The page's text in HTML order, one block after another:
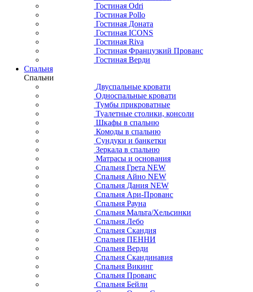
Гостиная Odri
Гостиная Pollo
Гостиная Доната
Гостиная ICONS
Гостиная Riva
Гостиная Французкий Прованс
Гостиная Верди
Спальня
Спальни
Двуспальные кровати
Односпальные кровати
Тумбы прикроватные
Туалетные столики, консоли
Шкафы в спальню
Комоды в спальню
Сундуки и банкетки
Зеркала в спальню
Матрасы и основания
Спальня Грета NEW
Спальня Айно NEW
Спальня Дания NEW
Спальня Ари-Прованс
Спальня Рауна
Спальня Мальта/Хельсинки
Спальня Лебо
Спальня Скандия
Спальня ПЕННИ
Спальня Верди
Спальня Скандинавия
Спальня Викинг
Спальня Прованс
Спальня Бейли